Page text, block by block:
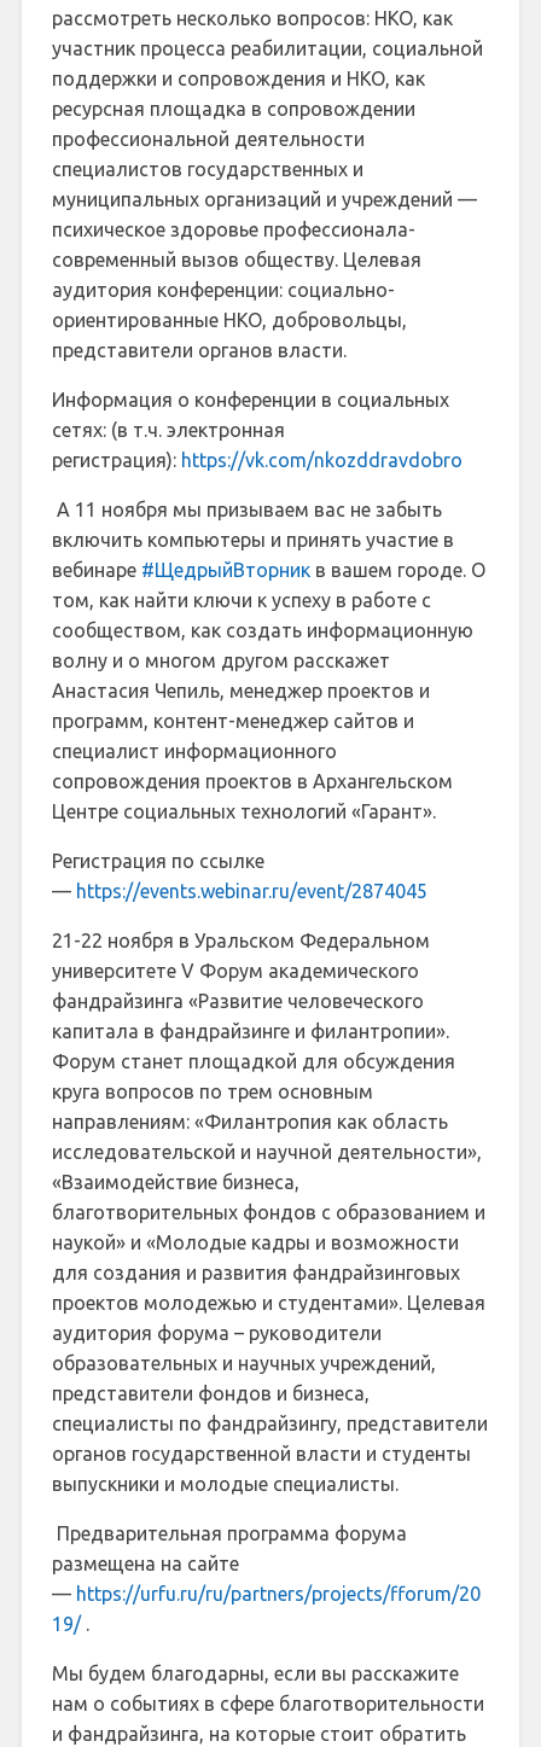
рассмотреть несколько вопросов: НКО, как
участник процесса реабилитации, социальной
поддержки и сопровождения и НКО, как
ресурсная площадка в сопровождении
профессиональной деятельности
специалистов государственных и
муниципальных организаций и учреждений —
психическое здоровье профессионала-
современный вызов обществу. Целевая
аудитория конференции: социально-
ориентированные НКО, добровольцы,
представители органов власти.
Информация о конференции в социальных
сетях: (в т.ч. электронная
регистрация): https://vk.com/nkozddravdobro
А 11 ноября мы призываем вас не забыть
включить компьютеры и принять участие в
вебинаре #ЩедрыйВторникв вашем городе. О
том, как найти ключи к успеху в работе с
сообществом, как создать информационную
волну и о многом другом расскажет
Анастасия Чепиль, менеджер проектов и
программ, контент-менеджер сайтов и
специалист информационного
сопровождения проектов в Архангельском
Центре социальных технологий «Гарант».
Регистрация по ссылке
— https://events.webinar.ru/event/2874045
21-22 ноября в Уральском Федеральном
университете V Форум академического
фандрайзинга «Развитие человеческого
капитала в фандрайзинге и филантропии».
Форум станет площадкой для обсуждения
круга вопросов по трем основным
направлениям: «Филантропия как область
исследовательской и научной деятельности»,
«Взаимодействие бизнеса,
благотворительных фондов с образованием и
наукой» и «Молодые кадры и возможности
для создания и развития фандрайзинговых
проектов молодежью и студентами». Целевая
аудитория форума – руководители
образовательных и научных учреждений,
представители фондов и бизнеса,
специалисты по фандрайзингу, представители
органов государственной власти и студенты
выпускники и молодые специалисты.
Предварительная программа форума
размещена на сайте
— https://urfu.ru/ru/partners/projects/fforum/20
19/.
Мы будем благодарны, если вы расскажите
нам о событиях в сфере благотворительности
и фандрайзинга, на которые стоит обратить